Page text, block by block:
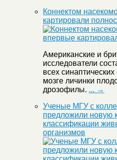
Коннектом
картировали
Американские и
исследователи
всех синаптических
мозге личинки
дрозофилы. ... →
Ученые МГУ с
предложили новую
классификации
организмов